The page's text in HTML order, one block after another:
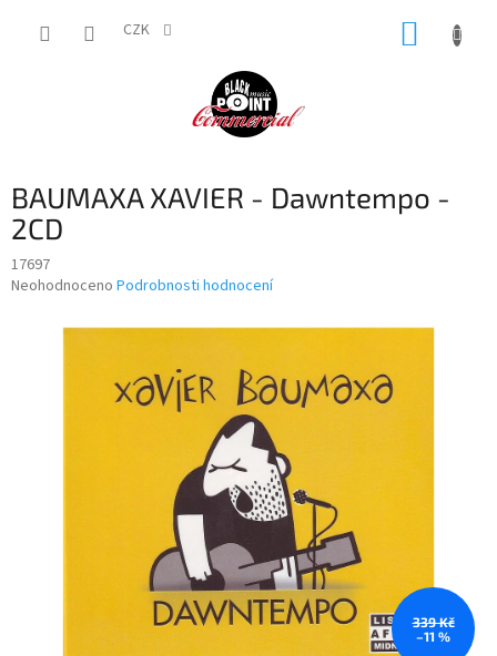
CZK
BAUMAXA XAVIER - Dawntempo -
2CD
17697
Průměrné
produktu
Neohodnoceno Podrobnosti hodnocení
339 Kč
–11 %